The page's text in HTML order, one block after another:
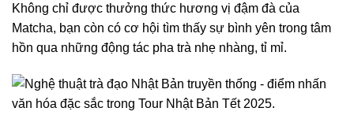
Không chỉ được thưởng thức hương vị đậm đà của
Matcha, bạn còn có cơ hội tìm thấy sự bình yên trong tâm
hồn qua những động tác pha trà nhẹ nhàng, tỉ mỉ.